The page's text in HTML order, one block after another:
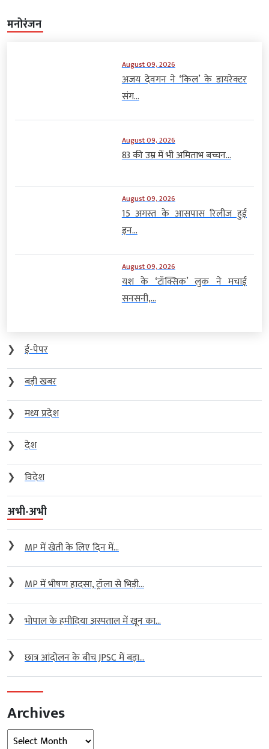
मनोरंजन
August 09, 2026
अजय देवगन ने ‘किल’ के डायरेक्टर
संग...
August 09, 2026
83 की उम्र में भी अमिताभ बच्चन...
August 09, 2026
15 अगस्त के आसपास रिलीज हुई
इन...
August 09, 2026
यश के ‘टॉक्सिक’ लुक ने मचाई
सनसनी,...
❯
ई-पेपर
❯
बड़ी खबर
❯
मध्य प्रदेश
❯
देश
❯
विदेश
अभी-अभी
❯ MP में खेती के लिए दिन में...
❯ MP में भीषण हादसा, ट्रॉला से भिड़ी...
❯ भोपाल के हमीदिया अस्पताल में खून का...
❯ छात्र आंदोलन के बीच JPSC में बड़ा...
Archives
Archives